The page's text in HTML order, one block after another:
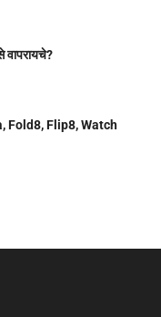
Fold8, Flip8, Watch